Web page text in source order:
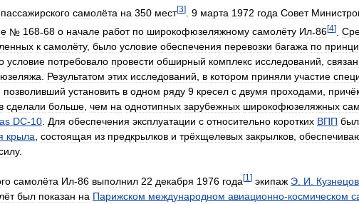
пассажирского самолёта на 350 мест[3] 9 марта 1972 года Совет
№ 168-68 о начале работ по широкофюзеляжному самолёту Ил-86[4]
к самолёту, было условие обеспечения перевозки багажа по
условие потребовало провести обширный комплекс исследований,
. Результатом этих исследований, в котором приняли участие
позволивший установить в одном ряду 9 кресел с двумя проходами,
сделали больше, чем на однотипных зарубежных широкофюзеляжных
DC-10. Для обеспечения эксплуатации с относительно коротких ВПП
крыла, состоящая из предкрылков и трёхщелевых закрылков,
.
самолёта Ил-86 выполнил 22 декабря 1976 года [1 ] экипаж Э И
был показан на Парижском международном авиационно-космическом